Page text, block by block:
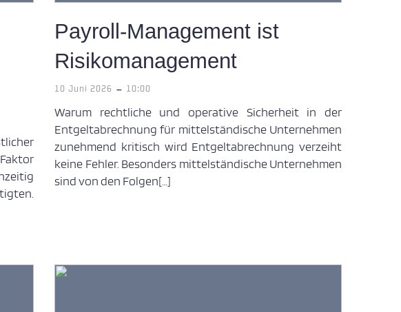
Payroll-Management ist
Risikomanagement
10 Juni 2026 - 10:00
Warum rechtliche und operative Sicherheit in der
Entgeltabrechnung für mittelständische Unternehmen
zunehmend kritisch wird Entgeltabrechnung verzeiht
keine Fehler. Besonders mittelständische Unternehmen
sind von den Folgen[…]